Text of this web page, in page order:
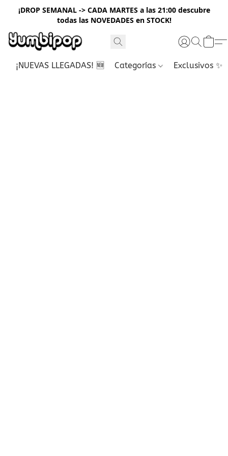
¡DROP SEMANAL -> CADA MARTES a las 21:00 descubre
todas las NOVEDADES en STOCK!
¡NUEVAS LLEGADAS! 🆕 Categorías Exclusivos ✨